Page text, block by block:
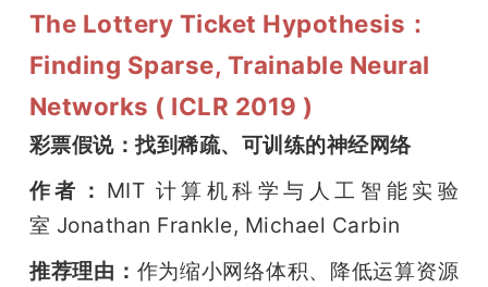
The Lottery Ticket Hypothesis：
Finding Sparse, Trainable Neural
Networks ( ICLR 2019 )
彩票假说：找到稀疏、可训练的神经网络
作者： MIT 计算机科学与人工智能实验
室 Jonathan Frankle, Michael Carbin
推荐理由： 作为缩小网络体积、降低运算资源